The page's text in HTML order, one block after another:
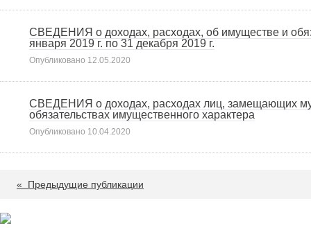
СВЕДЕНИЯ о доходах, расходах, об имуществе и
января 2019 г. по 31 декабря 2019 г.
Опубликовано 12.05.2020
СВЕДЕНИЯ о доходах, расходах лиц, замещающих
обязательствах имущественного характера
Опубликовано 10.04.2020
« Предыдущие публикации